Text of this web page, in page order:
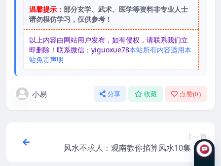
温馨提示： 部分玄学、武术、医学等资料非专业人士
请勿模仿学习，仅供参考！
以上内容由网站用户发布，如有侵权，请联系我们立
即删除！联系微信：yiguoxue78本站所有内容适用本
站免责声明
小易 分享 收藏 点赞(0)
上一篇
风水不求人：观南教你掐算风水10集【完
结】全集